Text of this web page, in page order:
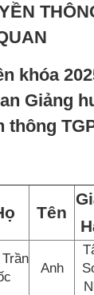
khóa
Giảng
thông
Tên
Anh